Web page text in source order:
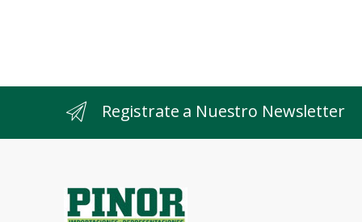
Registrate a Nuestro Newsletter